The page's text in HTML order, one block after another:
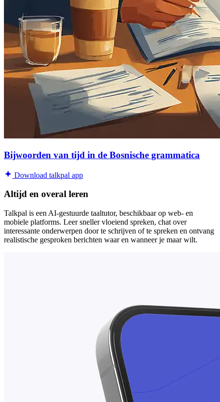
Bijwoorden van tijd in de Bosnische grammatica
Download talkpal app
Altijd en overal leren
Talkpal is een AI-gestuurde taaltutor, beschikbaar op web- en
mobiele platforms. Leer sneller vloeiend spreken, chat over
interessante onderwerpen door te schrijven of te spreken en ontvang
realistische gesproken berichten waar en wanneer je maar wilt.